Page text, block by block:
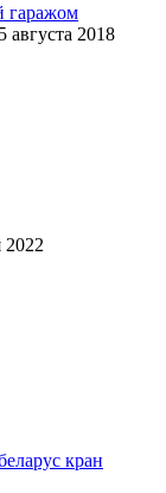
гаражом
5 августа 2018
2022
кран